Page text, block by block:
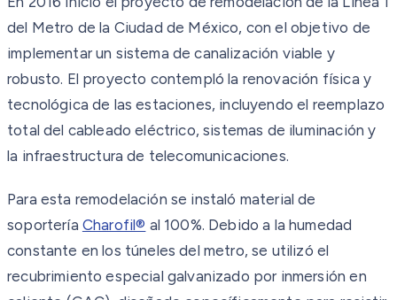
del Metro de la Ciudad de México, con el objetivo de
implementar un sistema de canalización viable y
robusto. El proyecto contempló la renovación física y
tecnológica de las estaciones, incluyendo el reemplazo
total del cableado eléctrico, sistemas de iluminación y
la infraestructura de telecomunicaciones.
Para esta remodelación se instaló material de
soportería Charofil® al 100%. Debido a la humedad
constante en los túneles del metro, se utilizó el
recubrimiento especial galvanizado por inmersión en